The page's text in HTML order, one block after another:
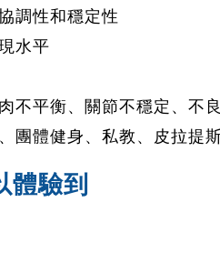
調性和穩定性
水平
不平衡、關節不穩定、不
團體健身、私教、皮拉提
體驗到